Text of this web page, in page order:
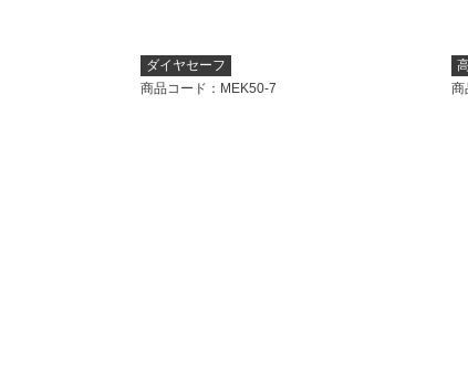
ダイヤセーフ
商品コード ：MEK50-7
商